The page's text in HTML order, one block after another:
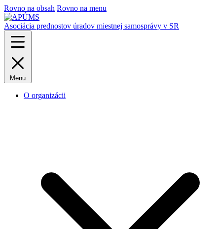
Rovno na obsah Rovno na menu
Asociácia prednostov úradov miestnej samosprávy v SR
Menu
O organizácii